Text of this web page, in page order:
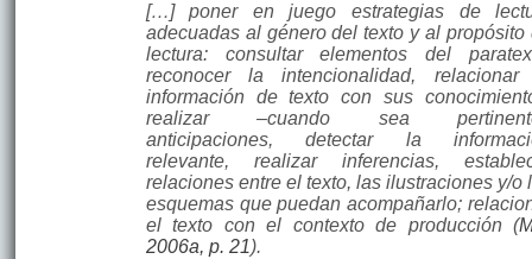
[…] poner en juego estrategias de
adecuadas al género del texto y al propósito
lec­tura: consultar elementos del
reconocer la intencionalidad,
información de texto con sus
realizar –cuando sea
anticipaciones, detectar la
relevante, realizar inferencias,
relaciones entre el texto, las ilustraciones y/o
esquemas que puedan acompañarlo;
el texto con el contexto de producción (
2006a, p. 21).